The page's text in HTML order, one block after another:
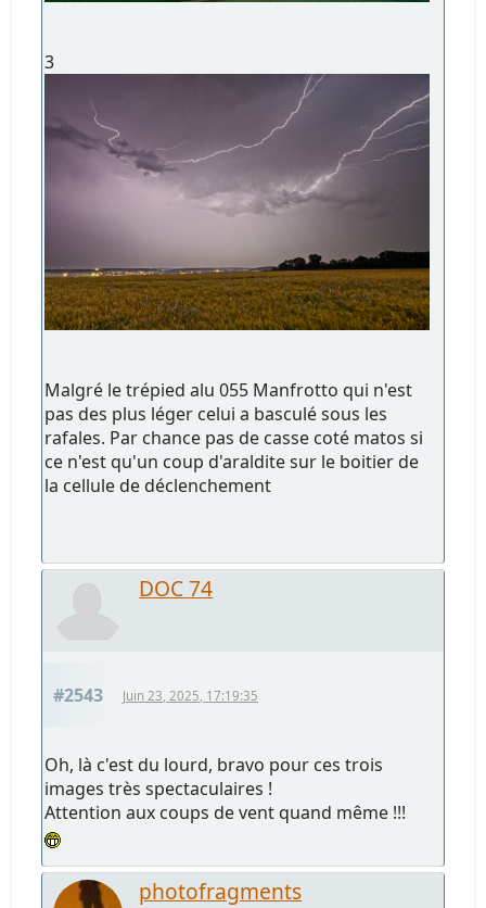
3
Malgré le trépied alu 055 Manfrotto qui n'est
pas des plus léger celui a basculé sous les
rafales. Par chance pas de casse coté matos si
ce n'est qu'un coup d'araldite sur le boitier de
la cellule de déclenchement
DOC 74
#2543 Juin 23, 2025, 17:19:35
Oh, là c'est du lourd, bravo pour ces trois
images très spectaculaires !
Attention aux coups de vent quand même !!!
photofragments